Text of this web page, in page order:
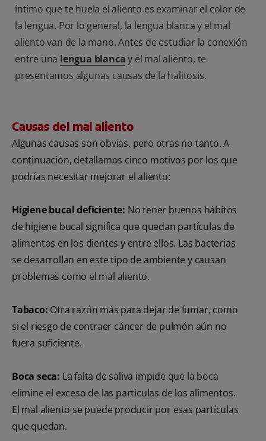
íntimo que te huela el aliento es examinar el color de
la lengua. Por lo general, la lengua blanca y el mal
aliento van de la mano. Antes de estudiar la conexión
entre una lengua blancay el mal aliento, te
presentamos algunas causas de la halitosis.
Causas del mal aliento
Algunas causas son obvias, pero otras no tanto. A
continuación, detallamos cinco motivos por los que
podrías necesitar mejorar el aliento:
Higiene bucal deficiente: No tener buenos hábitos
de higiene bucal significa que quedan partículas de
alimentos en los dientes y entre ellos. Las bacterias
se desarrollan en este tipo de ambiente y causan
problemas como el mal aliento.
Tabaco: Otra razón más para dejar de fumar, como
si el riesgo de contraer cáncer de pulmón aún no
fuera suficiente.
Boca seca: La falta de saliva impide que la boca
elimine el exceso de las partículas de los alimentos.
El mal aliento se puede producir por esas partículas
que quedan.